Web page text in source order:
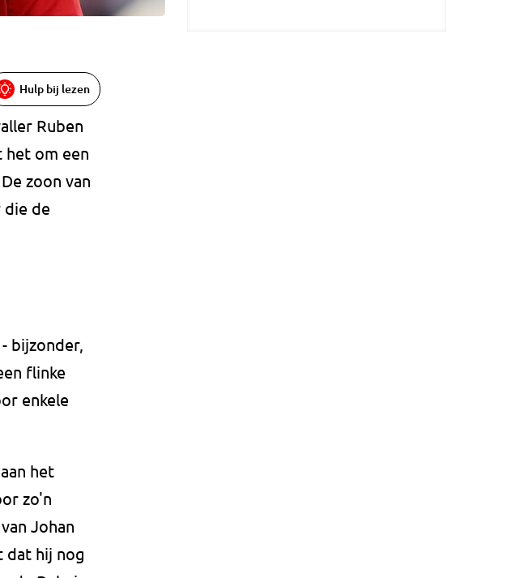
Hulp bij lezen
Ruben
het om een
zoon van
die de
bijzonder,
flinke
enkele
het
zo'n
Johan
dat hij nog